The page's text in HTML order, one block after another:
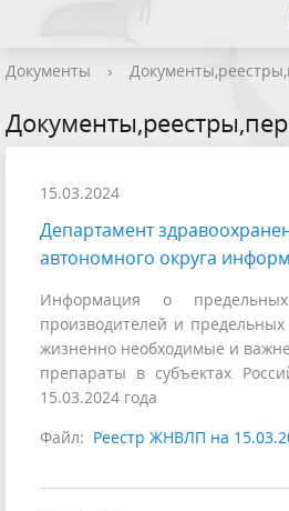
Документы ›
15.03.2024
Департамент
автономного округа
Информация о
производителей и
жизненно необходимые и
препараты в субъектах
15.03.2024 года
Файл: Реестр ЖНВЛП на